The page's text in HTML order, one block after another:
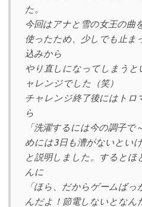
た。
今回はアナと雪の女王の曲
使ったため、少しでも止ま
込みから
やり直しになってしまう
ャレンジでした（笑）
チャレンジ終了後にはト
ら
「洗濯するには今の調子で
めには3日も漕がないとい
と説明しました。するとほ
んに
「ほら、だからゲームば
んだよ！節電しないとなん